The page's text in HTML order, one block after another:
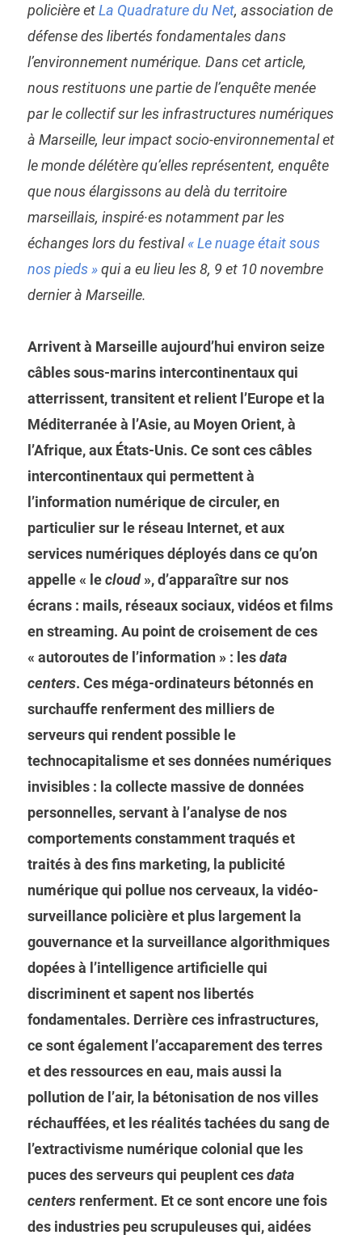
policière etLa Quadrature du Net, association de
défense des libertés fondamentales dans
l’environnement numérique. Dans cet article,
nous restituons une partie de l’enquête menée
par le collectif sur les infrastructures numériques
à Marseille, leur impact socio-environnemental et
le monde délétère qu’elles représentent, enquête
que nous élargissons au delà du territoire
marseillais, inspiré·es notamment par les
échanges lors du festival« Le nuage était sous
nos pieds »qui a eu lieu les 8, 9 et 10 novembre
dernier à Marseille.
Arrivent à Marseille aujourd’hui environ seize
câbles sous-marins intercontinentaux qui
atterrissent, transitent et relient l’Europe et la
Méditerranée à l’Asie, au Moyen Orient, à
l’Afrique, aux États-Unis. Ce sont ces câbles
intercontinentaux qui permettent à
l’information numérique de circuler, en
particulier sur le réseau Internet, et aux
services numériques déployés dans ce qu’on
appelle « lecloud», d’apparaître sur nos
écrans : mails, réseaux sociaux, vidéos et films
en streaming. Au point de croisement de ces
« autoroutes de l’information » : lesdata
centers. Ces méga-ordinateurs bétonnés en
surchauffe renferment des milliers de
serveurs qui rendent possible le
technocapitalisme et ses données numériques
invisibles : la collecte massive de données
personnelles, servant à l’analyse de nos
comportements constamment traqués et
traités à des fins marketing, la publicité
numérique qui pollue nos cerveaux, la vidéo-
surveillance policière et plus largement la
gouvernance et la surveillance algorithmiques
dopées à l’intelligence artificielle qui
discriminent et sapent nos libertés
fondamentales. Derrière ces infrastructures,
ce sont également l’accaparement des terres
et des ressources en eau, mais aussi la
pollution de l’air, la bétonisation de nos villes
réchauffées, et les réalités tachées du sang de
l’extractivisme numérique colonial que les
puces des serveurs qui peuplent cesdata
centersrenferment. Et ce sont encore une fois
des industries peu scrupuleuses qui, aidées